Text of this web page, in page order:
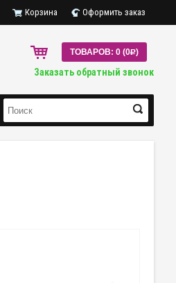
Корзина Оформить заказ
ТОВАРОВ: 0 (0R)
Заказать обратный звонок